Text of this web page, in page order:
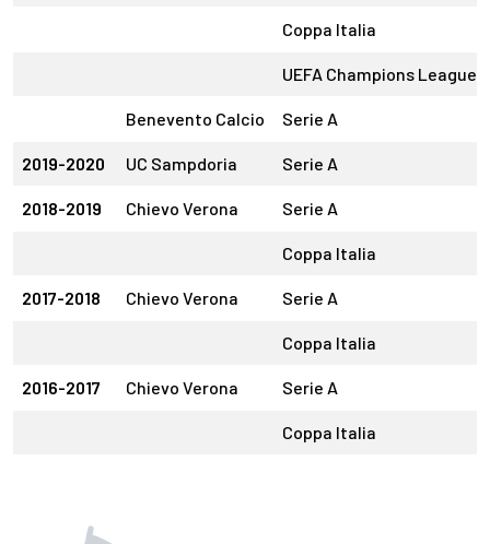
Coppa Italia
UEFA Champions League
Benevento Calcio Serie A
2019-2020 UC Sampdoria Serie A
2018-2019 Chievo Verona Serie A
Coppa Italia
2017-2018 Chievo Verona Serie A
Coppa Italia
2016-2017 Chievo Verona Serie A
Coppa Italia